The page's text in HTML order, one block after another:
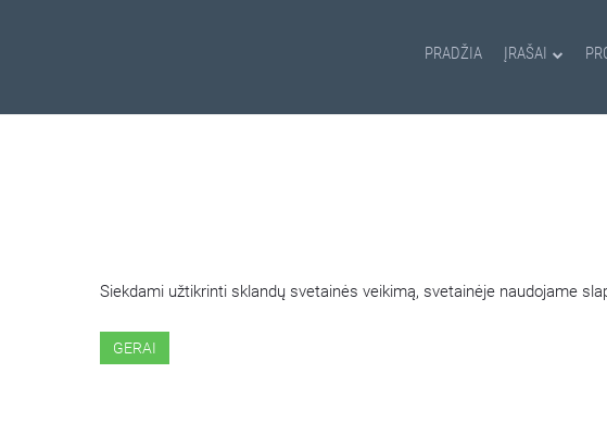
PRADŽIA ĮRAŠAI
Siekdami užtikrinti sklandų svetainės veikimą, svetainėje naudojame
GERAI